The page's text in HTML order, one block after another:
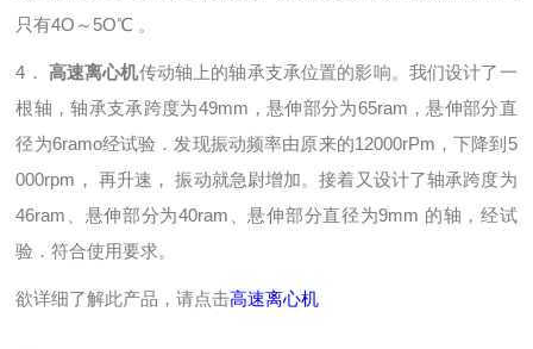
只有4O～5O℃ 。
4． 高速离心机传动轴上的轴承支承位置的影响。我们设计了一
根轴，轴承支承跨度为49mm，悬伸部分为65ram，悬伸部分直
径为6ramo经试验．发现振动频率由原来的12000rPm，下降到5
000rpm， 再升速， 振动就急尉增加。接着又设计了轴承跨度为
46ram、悬伸部分为40ram、悬伸部分直径为9mm 的轴，经试
验．符合使用要求。
欲详细了解此产品，请点击高速离心机